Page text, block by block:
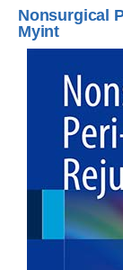
Nonsurgical
Myint